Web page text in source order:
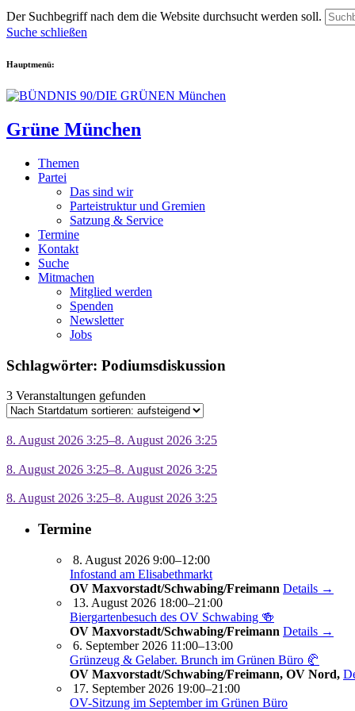
Der Suchbegriff nach dem die Website durchsucht werden soll.
Suche schließen
Hauptmenü:
Grüne München
Themen
Partei
Das sind wir
Parteistruktur und Gremien
Satzung & Service
Termine
Kontakt
Suche
Mitmachen
Mitglied werden
Spenden
Newsletter
Jobs
Schlagwörter: Podiumsdiskussion
3 Veranstaltungen gefunden
8. August 2026 3:25–8. August 2026 3:25
8. August 2026 3:25–8. August 2026 3:25
8. August 2026 3:25–8. August 2026 3:25
Termine
8. August 2026 9:00–12:00
Infostand am Elisabethmarkt
OV Maxvorstadt/Schwabing/Freimann Details →
13. August 2026 18:00–21:00
Biergartenbesuch des OV Schwabing 🍻
OV Maxvorstadt/Schwabing/Freimann Details →
6. September 2026 11:00–13:00
Grünzeug & Gelaber. Brunch im Grünen Büro 🥐
OV Maxvorstadt/Schwabing/Freimann, OV Nord,
17. September 2026 19:00–21:00
OV-Sitzung im September im Grünen Büro